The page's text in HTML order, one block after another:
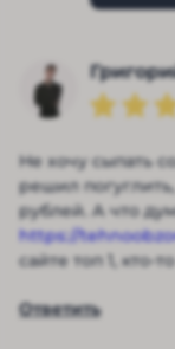
Не хочу сыпать
решил
рублей. А что
https://
сайте топ 1, кто-
Ответить